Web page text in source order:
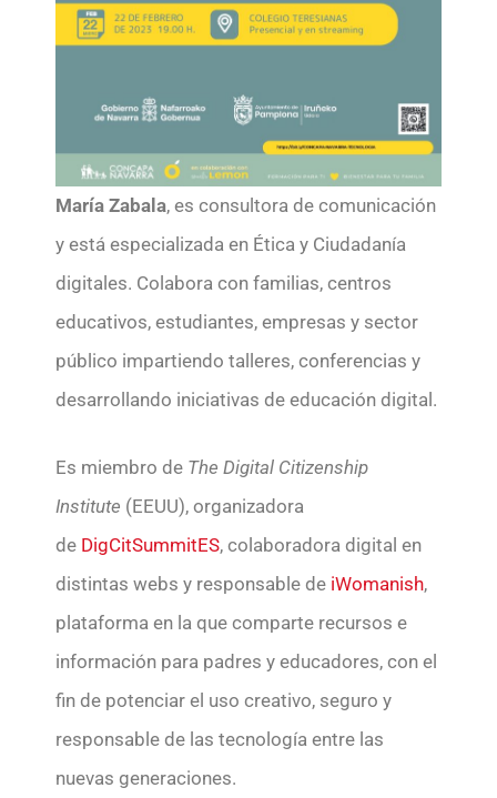
María Zabala, es consultora de comunicación
y está especializada en Ética y Ciudadanía
digitales. Colabora con familias, centros
educativos, estudiantes, empresas y sector
público impartiendo talleres, conferencias y
desarrollando iniciativas de educación digital.
Es miembro de The Digital Citizenship
Institute (EEUU), organizadora
de DigCitSummitES, colaboradora digital en
distintas webs y responsable de iWomanish,
plataforma en la que comparte recursos e
información para padres y educadores, con el
fin de potenciar el uso creativo, seguro y
responsable de las tecnología entre las
nuevas generaciones.